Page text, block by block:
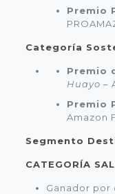
Premio
Categoría
Premio
Huayo –
Premio
Amazon
Segmento
CATEGORÍA
Ganador por